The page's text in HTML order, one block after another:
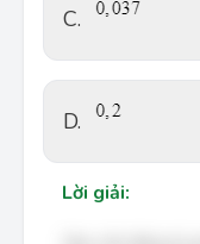
C.
D.
Lời giải: